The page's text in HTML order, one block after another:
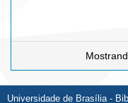
Universidade de Brasília -